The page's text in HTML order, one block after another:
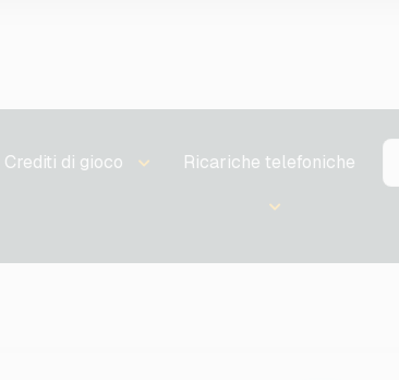
Crediti di gioco Ricariche telefoniche